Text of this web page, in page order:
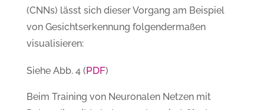
(CNNs) lässt sich dieser Vorgang am Beispiel
von Gesichtserkennung folgendermaßen
visualisieren:
Siehe Abb. 4 (PDF)
Beim Training von Neuronalen Netzen mit